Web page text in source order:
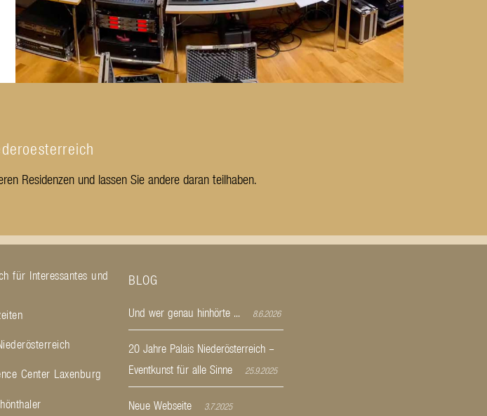
Residenzen und lassen Sie andere daran teilhaben.
für Interessantes und
Center Laxenburg
BLOG
Und wer genau hinhörte ... 8.6.2026
20 Jahre Palais Niederösterreich –
Eventkunst für alle Sinne
25.9.2025
Neue Webseite 3.7.2025